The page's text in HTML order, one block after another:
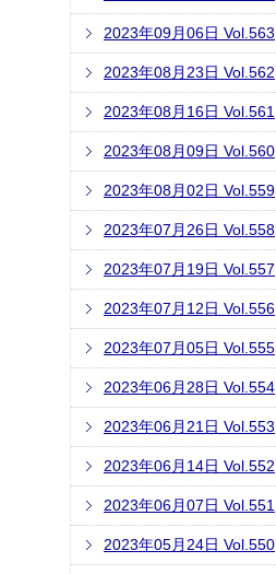
2023年09月06日 Vol.563
2023年08月23日 Vol.562
2023年08月16日 Vol.561
2023年08月09日 Vol.560
2023年08月02日 Vol.559
2023年07月26日 Vol.558
2023年07月19日 Vol.557
2023年07月12日 Vol.556
2023年07月05日 Vol.555
2023年06月28日 Vol.554
2023年06月21日 Vol.553
2023年06月14日 Vol.552
2023年06月07日 Vol.551
2023年05月24日 Vol.550